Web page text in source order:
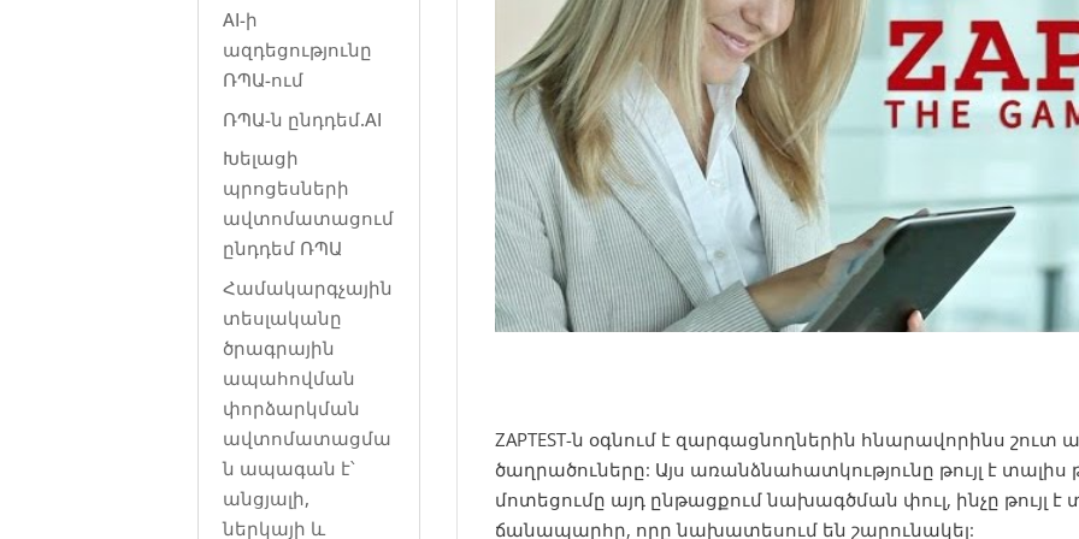
ZAPTEST-ն օգնում է զարգացնողներին հնարավորինս
ծաղրածուները: Այս առանձնահատկությունը թույլ է տալիս
մոտեցումը այդ ընթացքումնախագծման փուլ, ինչը թույլ է
ճանապարհը, որը նախատեսում են շարունակել:
AI-ի
ազդեցությունը
ՌՊԱ-ում
ՌՊԱ-ն ընդդեմ.AI
Խելացի
պրոցեսների
ավտոմատացում
ընդդեմ ՌՊԱ
Համակարգչային
տեսլականը
ծրագրային
ապահովման
փորձարկման
ավտոմատացմա
ն ապագան է՝
անցյալի,
ներկայի և